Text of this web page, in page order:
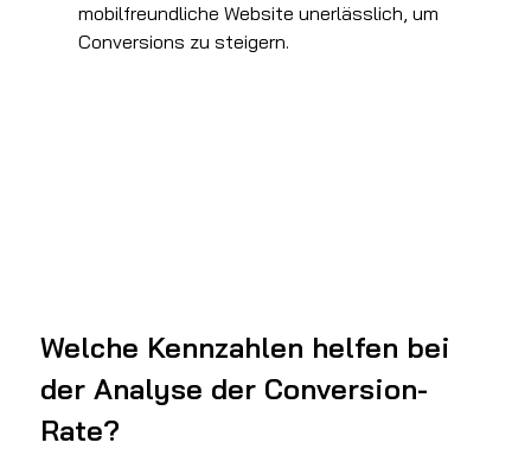
mobilfreundliche Website unerlässlich, um
Conversions zu steigern.
Welche Kennzahlen helfen bei
der Analyse der Conversion-
Rate?